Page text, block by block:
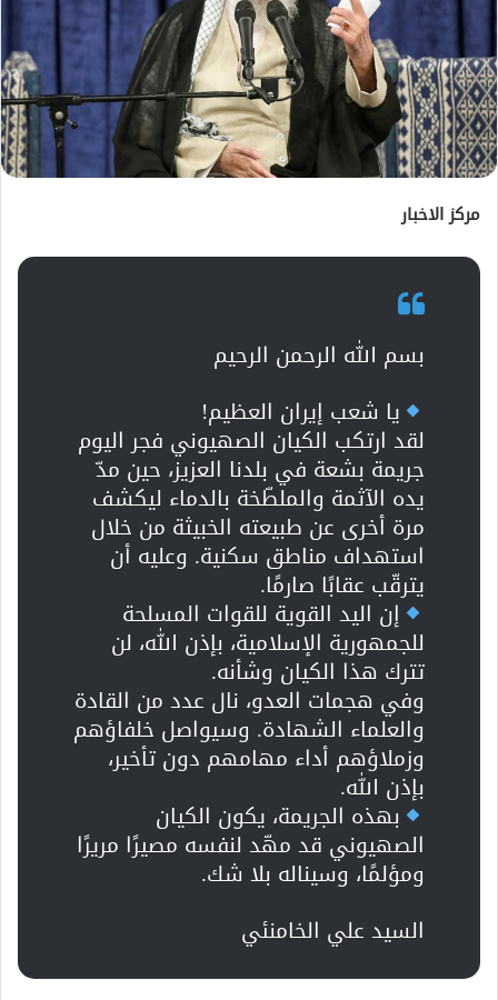
مركز الاخبار
بسم الله الرحمن الرحيم
يا شعب إيران العظيم!
لقد ارتكب الكيان الصهيوني فجر اليوم
جريمة بشعة في بلدنا العزيز، حين مدّ
يده الآثمة والملطّخة بالدماء ليكشف
مرة أخرى عن طبيعته الخبيثة من خلال
استهداف مناطق سكنية. وعليه أن
يترقّب عقابًا صارمًا.
إن اليد القوية للقوات المسلحة
للجمهورية الإسلامية، بإذن الله، لن
تترك هذا الكيان وشأنه.
وفي هجمات العدو، نال عدد من القادة
والعلماء الشهادة. وسيواصل خلفاؤهم
وزملاؤهم أداء مهامهم دون تأخير،
بإذن الله.
بهذه الجريمة، يكون الكيان
الصهيوني قد مهّد لنفسه مصيرًا مريرًا
ومؤلمًا، وسيناله بلا شك.
السيد علي الخامنئي